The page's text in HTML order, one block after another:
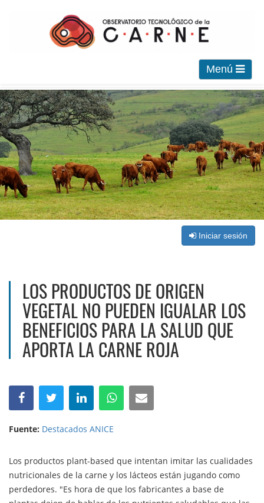
Menú
Iniciar sesión
LOS PRODUCTOS DE ORIGEN
VEGETAL NO PUEDEN IGUALAR LOS
BENEFICIOS PARA LA SALUD QUE
APORTA LA CARNE ROJA
Fuente: Destacados ANICE
Los productos plant-based que intentan imitar las cualidades
nutricionales de la carne y los lácteos están jugando como
perdedores. "Es hora de que los fabricantes a base de